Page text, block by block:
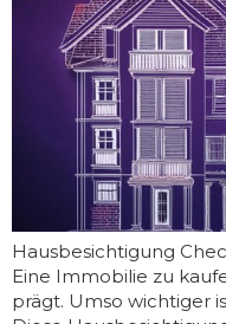
Hausbesichtigung
Eine Immobilie zu
prägt. Umso wichtiger